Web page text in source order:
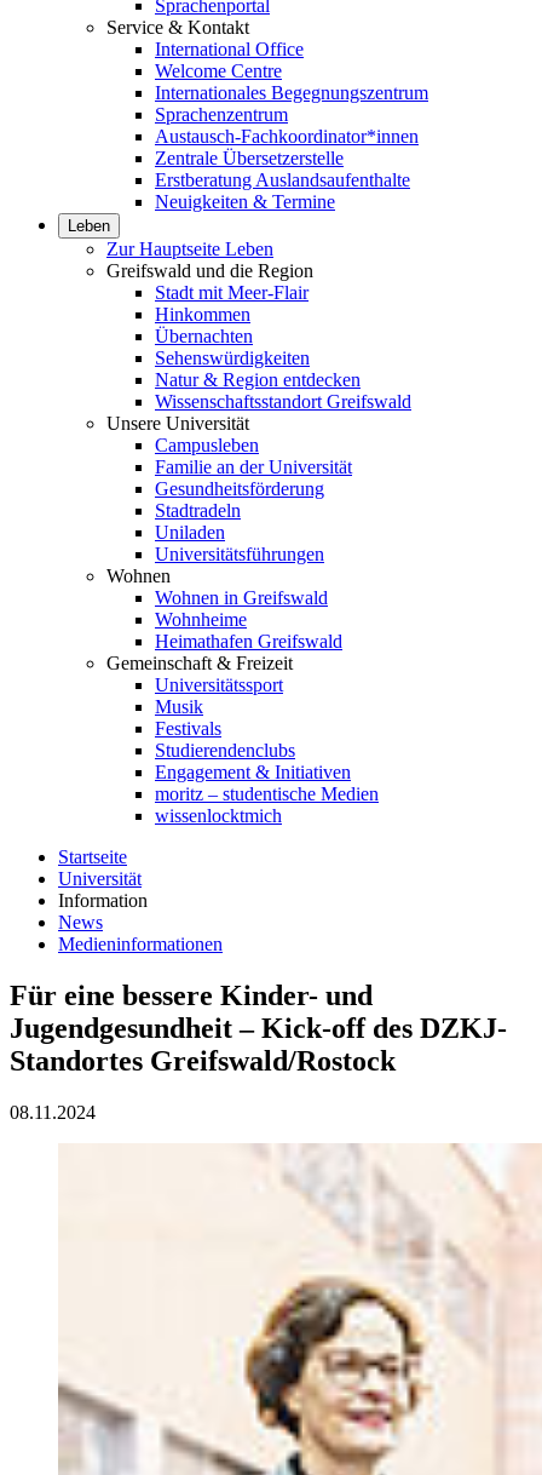
Sprachenportal
Service & Kontakt
International Office
Welcome Centre
Internationales Begegnungszentrum
Sprachenzentrum
Austausch-Fachkoordinator*innen
Zentrale Übersetzerstelle
Erstberatung Auslandsaufenthalte
Neuigkeiten & Termine
Leben
Zur Hauptseite Leben
Greifswald und die Region
Stadt mit Meer-Flair
Hinkommen
Übernachten
Sehenswürdigkeiten
Natur & Region entdecken
Wissenschaftsstandort Greifswald
Unsere Universität
Campusleben
Familie an der Universität
Gesundheitsförderung
Stadtradeln
Uniladen
Universitätsführungen
Wohnen
Wohnen in Greifswald
Wohnheime
Heimathafen Greifswald
Gemeinschaft & Freizeit
Universitätssport
Musik
Festivals
Studierendenclubs
Engagement & Initiativen
moritz – studentische Medien
wissenlocktmich
Startseite
Universität
Information
News
Medieninformationen
Für eine bessere Kinder- und
Jugendgesundheit – Kick-off des DZKJ-
Standortes Greifswald/Rostock
08.11.2024